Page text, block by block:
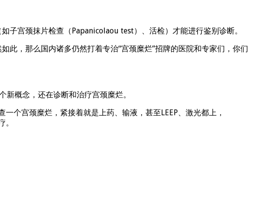
子宫颈抹片检查（Papanicolaou test）、活检）才能进行鉴别诊断。
此，那么国内诸多仍然打着专治“宫颈糜烂”招牌的医院和专家们，你们
概念，还在诊断和治疗宫颈糜烂。
个宫颈糜烂，紧接着就是上药、输液，甚至LEEP、激光都上，